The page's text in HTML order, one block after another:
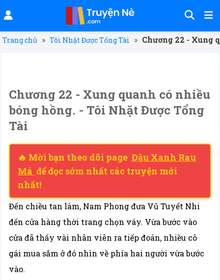
Trang chủ » Tôi Nhặt Được Tổng Tài » Chương 22 - Xung
Chương 22 - Xung quanh có nhiều
bóng hồng. - Tôi Nhặt Được Tổng
Tài
🔥 Mời bạn theo dõi page Đậu Xanh Rau
Má để đọc sớm nhất các truyện mới
nhất!
Đến chiều tan làm, Nam Phong đưa Vũ Tuyết Nhi
đến cửa hàng thời trang chọn váy. Vừa bước vào
cửa đã thấy vài nhân viên ra tiếp đoán, nhiều cô
gái mua sắm ở đó nhìn về phía hai người vừa bước
vào.